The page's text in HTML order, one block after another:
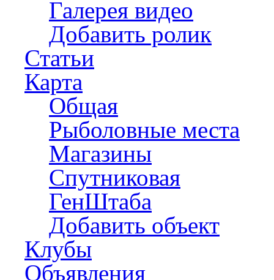
Галерея видео
Добавить ролик
Статьи
Карта
Общая
Рыболовные места
Магазины
Спутниковая
ГенШтаба
Добавить объект
Клубы
Объявления